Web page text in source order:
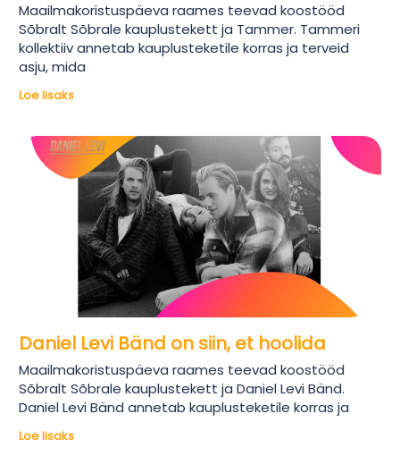
Maailmakoristuspäeva raames teevad koostööd
Sõbralt Sõbrale kauplustekett ja Tammer. Tammeri
kollektiiv annetab kauplusteketile korras ja terveid
asju, mida
Loe lisaks
Daniel Levi Bänd on siin, et hoolida
Maailmakoristuspäeva raames teevad koostööd
Sõbralt Sõbrale kauplustekett ja Daniel Levi Bänd.
Daniel Levi Bänd annetab kauplusteketile korras ja
Loe lisaks